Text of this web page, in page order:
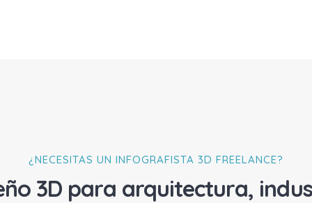
¿NECESITAS UN INFOGRAFISTA 3D FREELANCE?
3D para arquitectura,